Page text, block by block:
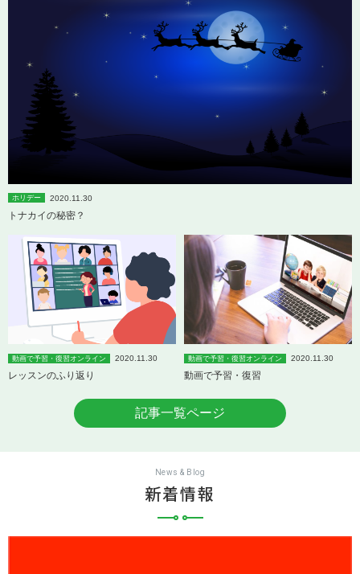
ホリデー 2020.11.30
トナカイの秘密？
動画で予習・復習オンライン 2020.11.30
レッスンのふり返り
動画で予習・復習オンライン 2020.11.30
動画で予習・復習
記事一覧ページ
News & Blog
新着情報